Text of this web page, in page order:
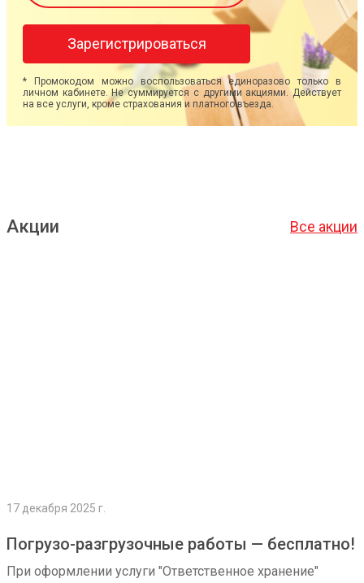
Зарегистрироваться
* Промокодом можно воспользоваться единоразово только в
личном кабинете. Не суммируется с другими акциями. Действует
на все услуги, кроме страхования и платного въезда.
Акции Все акции
17 декабря 2025 г.
Погрузо-разгрузочные работы — бесплатно!
При оформлении услуги "Ответственное хранение"